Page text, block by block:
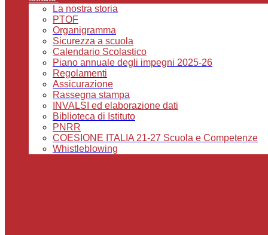
La nostra storia
PTOF
Organigramma
Sicurezza a scuola
Calendario Scolastico
Piano annuale degli impegni 2025-26
Regolamenti
Assicurazione
Rassegna stampa
INVALSI ed elaborazione dati
Biblioteca di Istituto
PNRR
COESIONE ITALIA 21-27 Scuola e Competenze
Whistleblowing